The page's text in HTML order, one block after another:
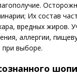
Их состав
вредных жиров.
аллергии,
при выборе.